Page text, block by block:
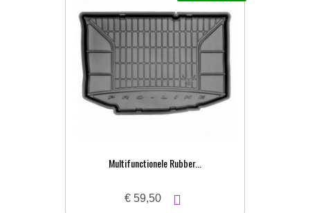
Multifunctionele Rubber...
€ 59,50